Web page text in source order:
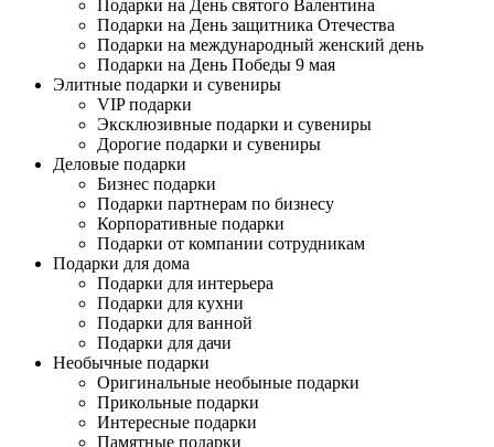
Подарки на День святого Валентина
Подарки на День защитника Отечества
Подарки на международный женский день
Подарки на День Победы 9 мая
Элитные подарки и сувениры
VIP подарки
Эксклюзивные подарки и сувениры
Дорогие подарки и сувениры
Деловые подарки
Бизнес подарки
Подарки партнерам по бизнесу
Корпоративные подарки
Подарки от компании сотрудникам
Подарки для дома
Подарки для интерьера
Подарки для кухни
Подарки для ванной
Подарки для дачи
Необычные подарки
Оригинальные необыные подарки
Прикольные подарки
Интересные подарки
Памятные подарки